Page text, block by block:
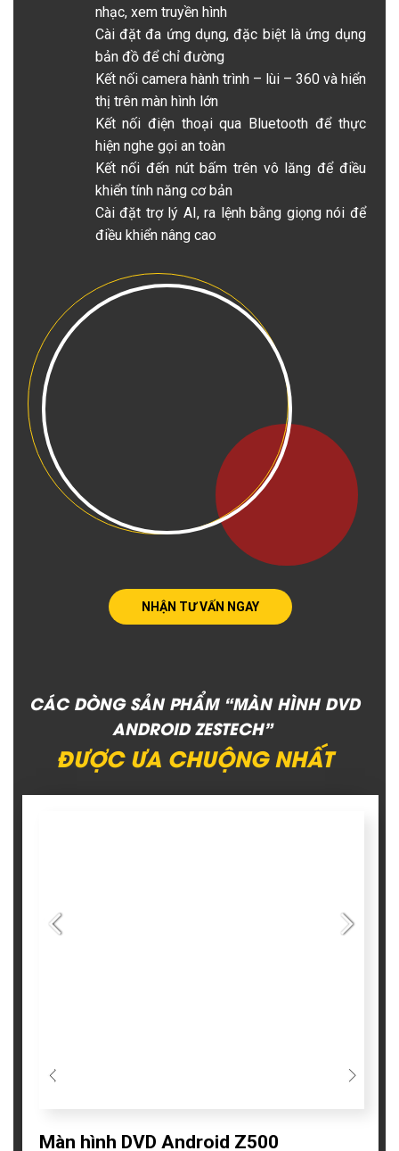
NHẬN TƯ VẤN NGAY
nhạc, xem truyền hình
Cài đặt đa ứng dụng, đặc biệt là ứng dụng
bản đồ để chỉ đường
Kết nối camera hành trình – lùi – 360 và hiển
thị trên màn hình lớn
Kết nối điện thoại qua Bluetooth để thực
hiện nghe gọi an toàn
Kết nối đến nút bấm trên vô lăng để điều
khiển tính năng cơ bản
Cài đặt trợ lý AI, ra lệnh bằng giọng nói để
điều khiển nâng cao
CÁC DÒNG SẢN PHẨM “MÀN HÌNH DVD
ANDROID ZESTECH”
ĐƯỢC ƯA CHUỘNG NHẤT
Màn hình DVD Android Z500